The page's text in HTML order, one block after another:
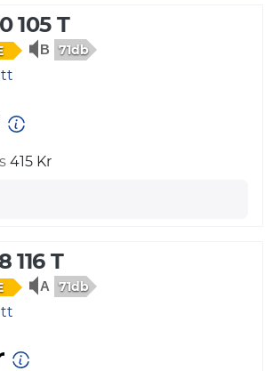
105 T
71db
415 Kr
116 T
71db